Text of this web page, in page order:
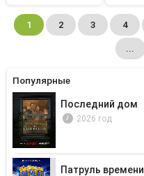
Популярные
Последний дом
2026 год
Патруль времени
1 2 3 4
...